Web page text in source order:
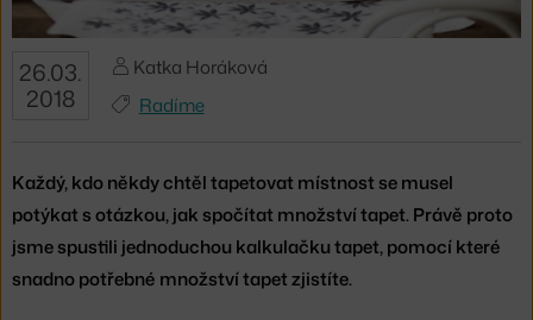
26.03.
2018
Katka Horáková
Radíme
Každý, kdo někdy chtěl tapetovat místnost se musel
potýkat s otázkou, jak spočítat množství tapet. Právě proto
jsme spustili jednoduchou kalkulačku tapet, pomocí které
snadno potřebné množství tapet zjistíte.